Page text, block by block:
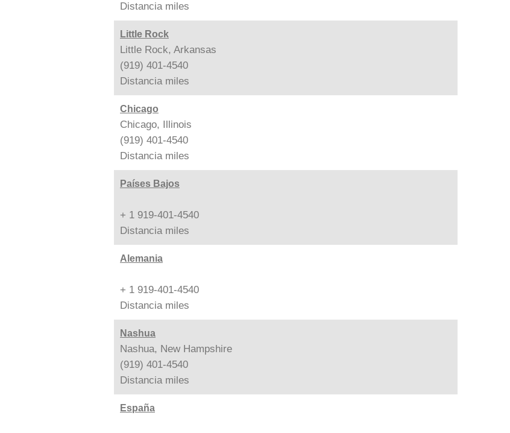
Distancia miles
Little Rock
Little Rock, Arkansas
(919) 401-4540
Distancia miles
Chicago
Chicago, Illinois
(919) 401-4540
Distancia miles
Países Bajos
+ 1 919-401-4540
Distancia miles
Alemania
+ 1 919-401-4540
Distancia miles
Nashua
Nashua, New Hampshire
(919) 401-4540
Distancia miles
España